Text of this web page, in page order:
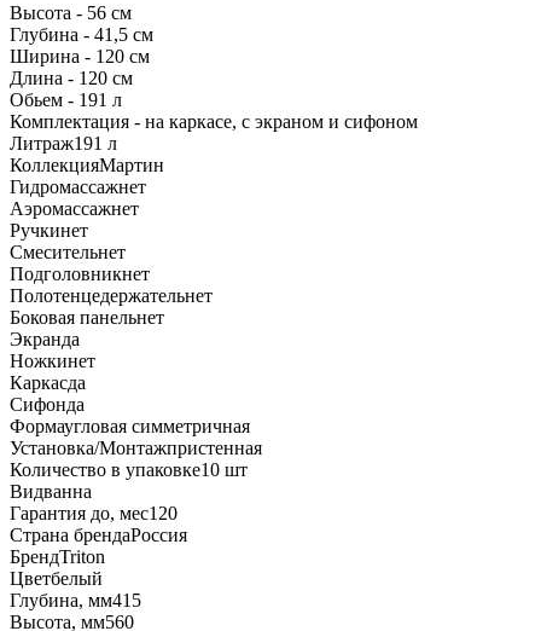
Высота - 56 см
Глубина - 41,5 см
Ширина - 120 см
Длина - 120 см
Обьем - 191 л
Комплектация - на каркасе, с экраном и сифоном
Литраж191 л
КоллекцияМартин
Гидромассажнет
Аэромассажнет
Ручкинет
Смесительнет
Подголовникнет
Полотенцедержательнет
Боковая панельнет
Экранда
Ножкинет
Каркасда
Сифонда
Формаугловая симметричная
Установка/Монтажпристенная
Количество в упаковке10 шт
Видванна
Гарантия до, мес120
Страна брендаРоссия
БрендTriton
Цветбелый
Глубина, мм415
Высота, мм560